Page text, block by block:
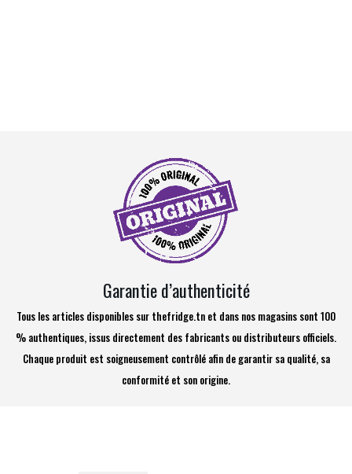
Garantie d’authenticité
Tous les articles disponibles sur thefridge.tn et dans nos magasins sont 100
% authentiques, issus directement des fabricants ou distributeurs officiels.
Chaque produit est soigneusement contrôlé afin de garantir sa qualité, sa
conformité et son origine.